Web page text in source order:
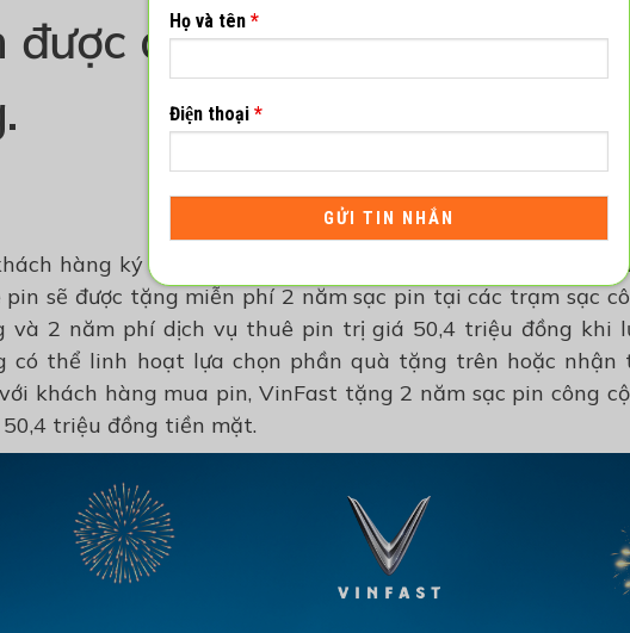
được quà tặng giá trị lên
hàng ký hợp đồng đặt cọc mua VF e34
sẽ được tặng miễn phí 2 năm sạc pin tại các trạm sạc
và 2 năm phí dịch vụ thuê pin trị giá 50,4 triệu đồng khi
có thể linh hoạt lựa chọn phần quà tặng trên hoặc
khách hàng mua pin, VinFast tặng 2 năm sạc pin công
triệu đồng tiền mặt.
Họ và tên*
Điện thoại*